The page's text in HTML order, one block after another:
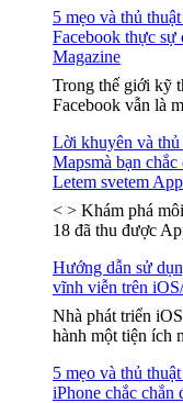
5 mẹo và thủ
Facebook thực sự
Magazine
Trong thế giới kỹ
Facebook vẫn là
Lời khuyên và
Mapsmà bạn chắc
Letem svetem
< > Khám phá
18 đã thu được
Hướng dẫn sử
vĩnh viễn trên
Nhà phát triển
hành một tiện ích
5 mẹo và thủ
iPhone chắc chắn